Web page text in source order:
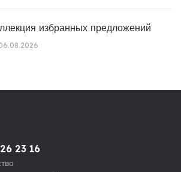
избранных предложений
23 16